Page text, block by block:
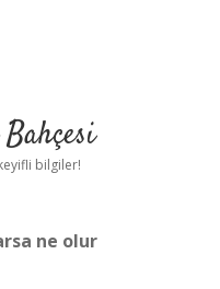
bilgiler!
ne olur